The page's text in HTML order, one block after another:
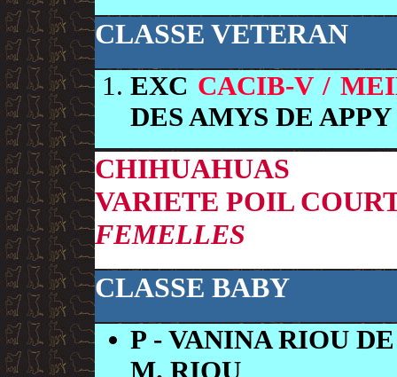
CLASSE VETERAN
EXC CACIB-V /
DES AMYS DE
CHIHUAHUAS
VARIETE POIL
FEMELLES
CLASSE BABY
P- VANINA RIOU
M. RIOU